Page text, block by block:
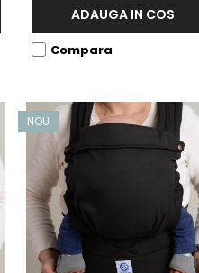
ADAUGA IN COS
Compara
NOU